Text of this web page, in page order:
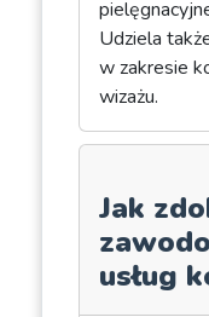
Udziela
w zakresie
wizażu.
Jak
usług